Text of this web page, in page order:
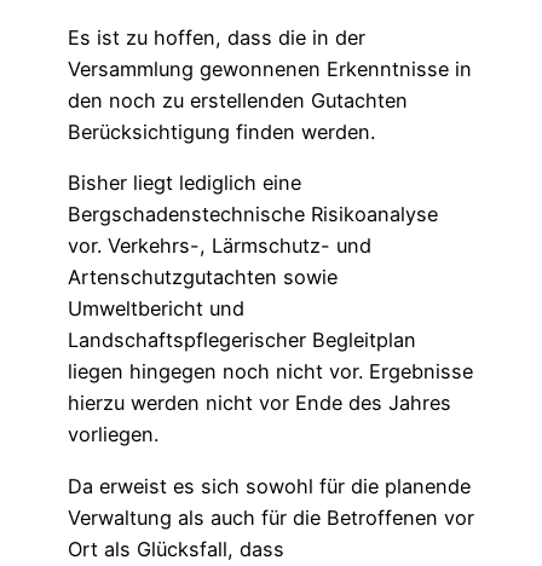
Es ist zu hoffen, dass die in der
Versammlung gewonnenen Erkenntnisse in
den noch zu erstellenden Gutachten
Berücksichtigung finden werden.
Bisher liegt lediglich eine
Bergschadenstechnische Risikoanalyse
vor. Verkehrs-, Lärmschutz- und
Artenschutzgutachten sowie
Umweltbericht und
Landschaftspflegerischer Begleitplan
liegen hingegen noch nicht vor. Ergebnisse
hierzu werden nicht vor Ende des Jahres
vorliegen.
Da erweist es sich sowohl für die planende
Verwaltung als auch für die Betroffenen vor
Ort als Glücksfall, dass